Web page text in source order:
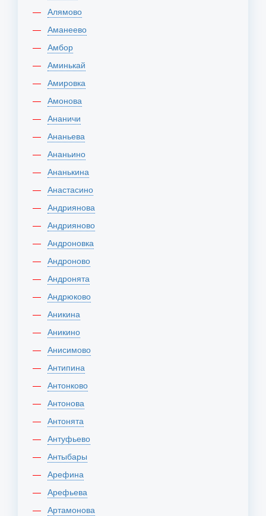
Алямово
Аманеево
Амбор
Аминькай
Амировка
Амонова
Ананичи
Ананьева
Ананьино
Ананькина
Анастасино
Андриянова
Андрияново
Андроновка
Андроново
Андронята
Андрюково
Аникина
Аникино
Анисимово
Антипина
Антонково
Антонова
Антонята
Антуфьево
Антыбары
Арефина
Арефьева
Артамонова